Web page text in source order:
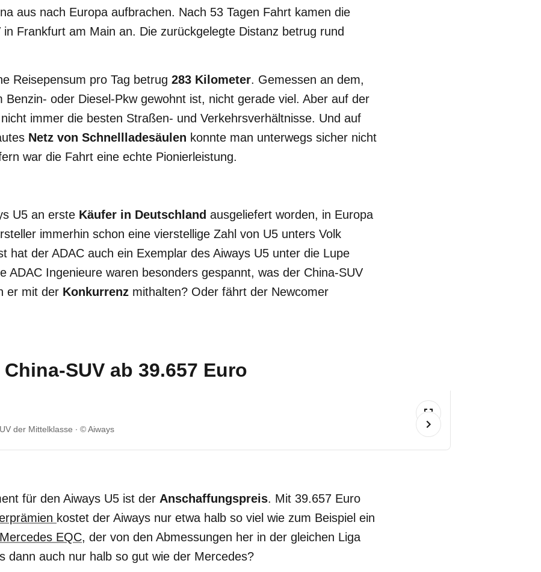
aus nach Europa aufbrachen. Nach 53 Tagen Fahrt kamen die
in Frankfurt am Main an. Die zurückgelegte Distanz betrug rund
Reisepensum pro Tag betrug 283 Kilometer. Gemessen an dem,
Benzin- oder Diesel-Pkw gewohnt ist, nicht gerade viel. Aber auf der
immer die besten Straßen- und Verkehrsverhältnisse. Und auf
Netz von Schnellladesäulen konnte man unterwegs sicher nicht
war die Fahrt eine echte Pionierleistung.
U5 an erste Käufer in Deutschland ausgeliefert worden, in Europa
immerhin schon eine vierstellige Zahl von U5 unters Volk
hat der ADAC auch ein Exemplar des Aiways U5 unter die Lupe
ADAC Ingenieure waren besonders gespannt, was der China-SUV
er mit der Konkurrenz mithalten? Oder fährt der Newcomer
SUV ab 39.657 Euro
der Mittelklasse © Aiways
für den Aiways U5 ist der Anschaffungspreis. Mit 39.657 Euro
kostet der Aiways nur etwa halb so viel wie zum Beispiel ein
Mercedes EQC, der von den Abmessungen her in der gleichen Liga
dann auch nur halb so gut wie der Mercedes?